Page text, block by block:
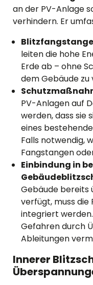
an der PV-Anlage
verhindern. Er
leiten die hohe
Erde ab – ohne
dem Gebäude zu
PV-Anlagen auf
werden, dass sie
eines
Falls notwendig,
Fangstangen
Einbindung in
Gebäude bereits
verfügt, muss
integriert
Gefahren durch
Ableitungen
Innerer